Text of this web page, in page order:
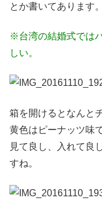
とか書いてあります。
※台湾の結婚式では
しい。
箱を開けるとなんと
黄色はピーナッツ味
見て良し、入れて良
すね。